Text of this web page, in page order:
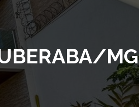
MG